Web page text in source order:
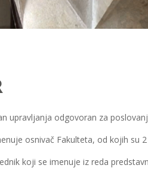
upravljanja odgovoran za
osnivač Fakulteta, od kojih su
koji se imenuje iz reda